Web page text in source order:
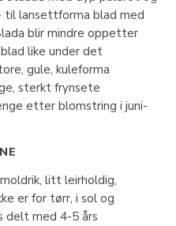
lansettforma blad med
blir mindre oppetter
like under det
gule, kuleforma
sterkt frynsete
etter blomstring i juni-
litt leirholdig,
er for tørr, i sol og
delt med 4-5 års